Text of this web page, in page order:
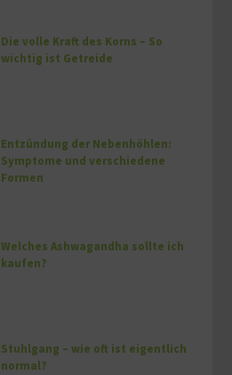
Die volle Kraft des Korns – So
wichtig ist Getreide
Entzündung der Nebenhöhlen:
Symptome und verschiedene
Formen
Welches Ashwagandha sollte ich
kaufen?
Stuhlgang – wie oft ist eigentlich
normal?